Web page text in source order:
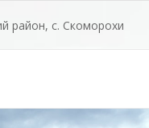
район, с. Скоморохи